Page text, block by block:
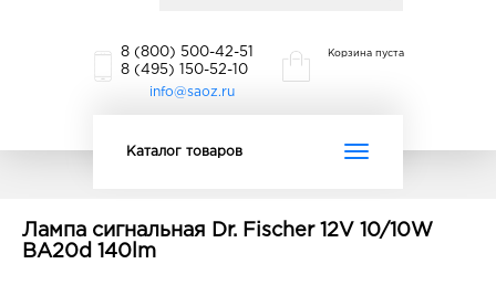
8 (800) 500-42-51
8 (495) 150-52-10
info@saoz.ru
Корзина пуста
Toggle
Каталог товаров
Лампа сигнальная Dr. Fischer 12V 10/10W
BA20d 140lm